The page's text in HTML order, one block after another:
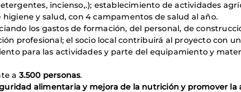
incienso,.); establecimiento de actividades
y salud, con 4 campamentos de salud al año.
los gastos de formación, del personal, de
profesional; el socio local contribuirá al proyecto con un
para las actividades y parte del equipamiento y
a 3.500 personas.
alimentaria y mejora de la nutrición y promover la